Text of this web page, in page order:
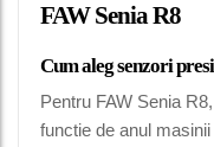
FAW Senia R8
Cum aleg senzori
Pentru FAW Senia
functie de anul